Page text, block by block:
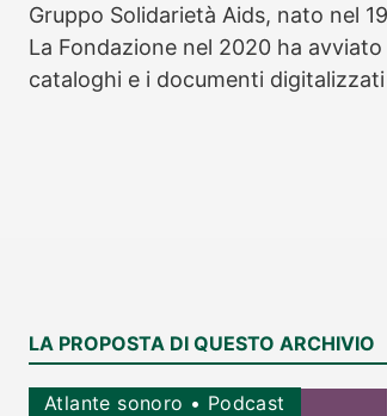
Gruppo Solidarietà Aids, nato nel
La Fondazione nel 2020 ha
cataloghi e i documenti digitalizzati
LA PROPOSTA DI QUESTO ARCHIVIO
Atlante sonoro • Podcast